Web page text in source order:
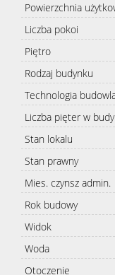
Powierzchnia
Liczba pokoi
Piętro
Rodzaj budynku
Technologia
Liczba pięter w
Stan lokalu
Stan prawny
Mies. czynsz admin.
Rok budowy
Widok
Woda
Otoczenie